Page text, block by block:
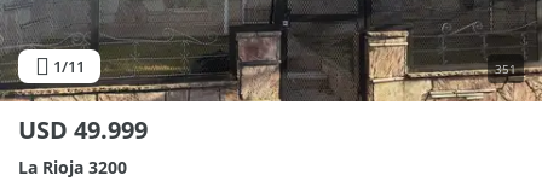
1/11 351
USD 49.999
La Rioja 3200